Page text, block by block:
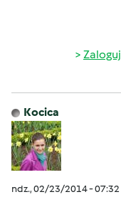
Zaloguj
Kocica
ndz., 02/23/2014 - 07:32